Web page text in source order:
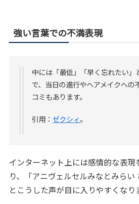
強い言葉での不満表現
中には「最低」「早く忘れたい」
で、当日の進行やヘアメイクへの
コミもあります。
引用：ゼクシィ。
インターネット上には感情的な表現
り、「アニヴェルセルみなとみらい
とこうした声が目に入りやすくなり